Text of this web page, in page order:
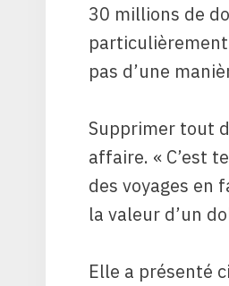
30 millions de
pas d’une
Supprimer tout
affaire. « C’est
des voyages en
la valeur d’un
Elle a présenté